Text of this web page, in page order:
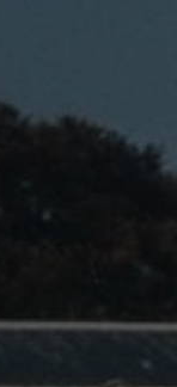
sur